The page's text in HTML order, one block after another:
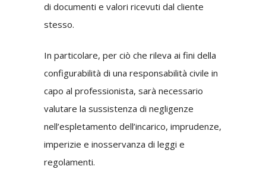
di documenti e valori ricevuti dal cliente
stesso.
In particolare, per ciò che rileva ai fini della
configurabilità di una responsabilità civile in
capo al professionista, sarà necessario
valutare la sussistenza di negligenze
nell’espletamento dell’incarico, imprudenze,
imperizie e inosservanza di leggi e
regolamenti.